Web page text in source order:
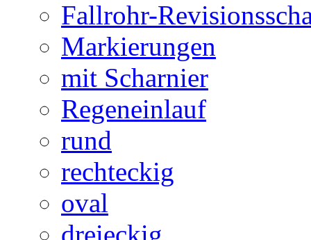
Fallrohr-
Markierungen
mit Scharnier
Regeneinlauf
rund
rechteckig
oval
dreieckig